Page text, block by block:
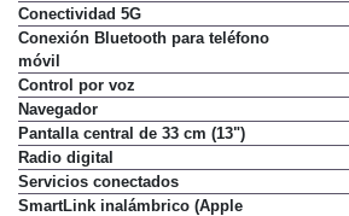
Conectividad 5G
Conexión Bluetooth para teléfono
móvil
Control por voz
Navegador
Pantalla central de 33 cm (13")
Radio digital
Servicios conectados
SmartLink inalámbrico (Apple